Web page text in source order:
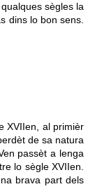
sègles la
dins lo bon sens.
XVIIen, al primièr
de sa natura
passèt a lenga
lo sègle XVIIen.
brava part dels